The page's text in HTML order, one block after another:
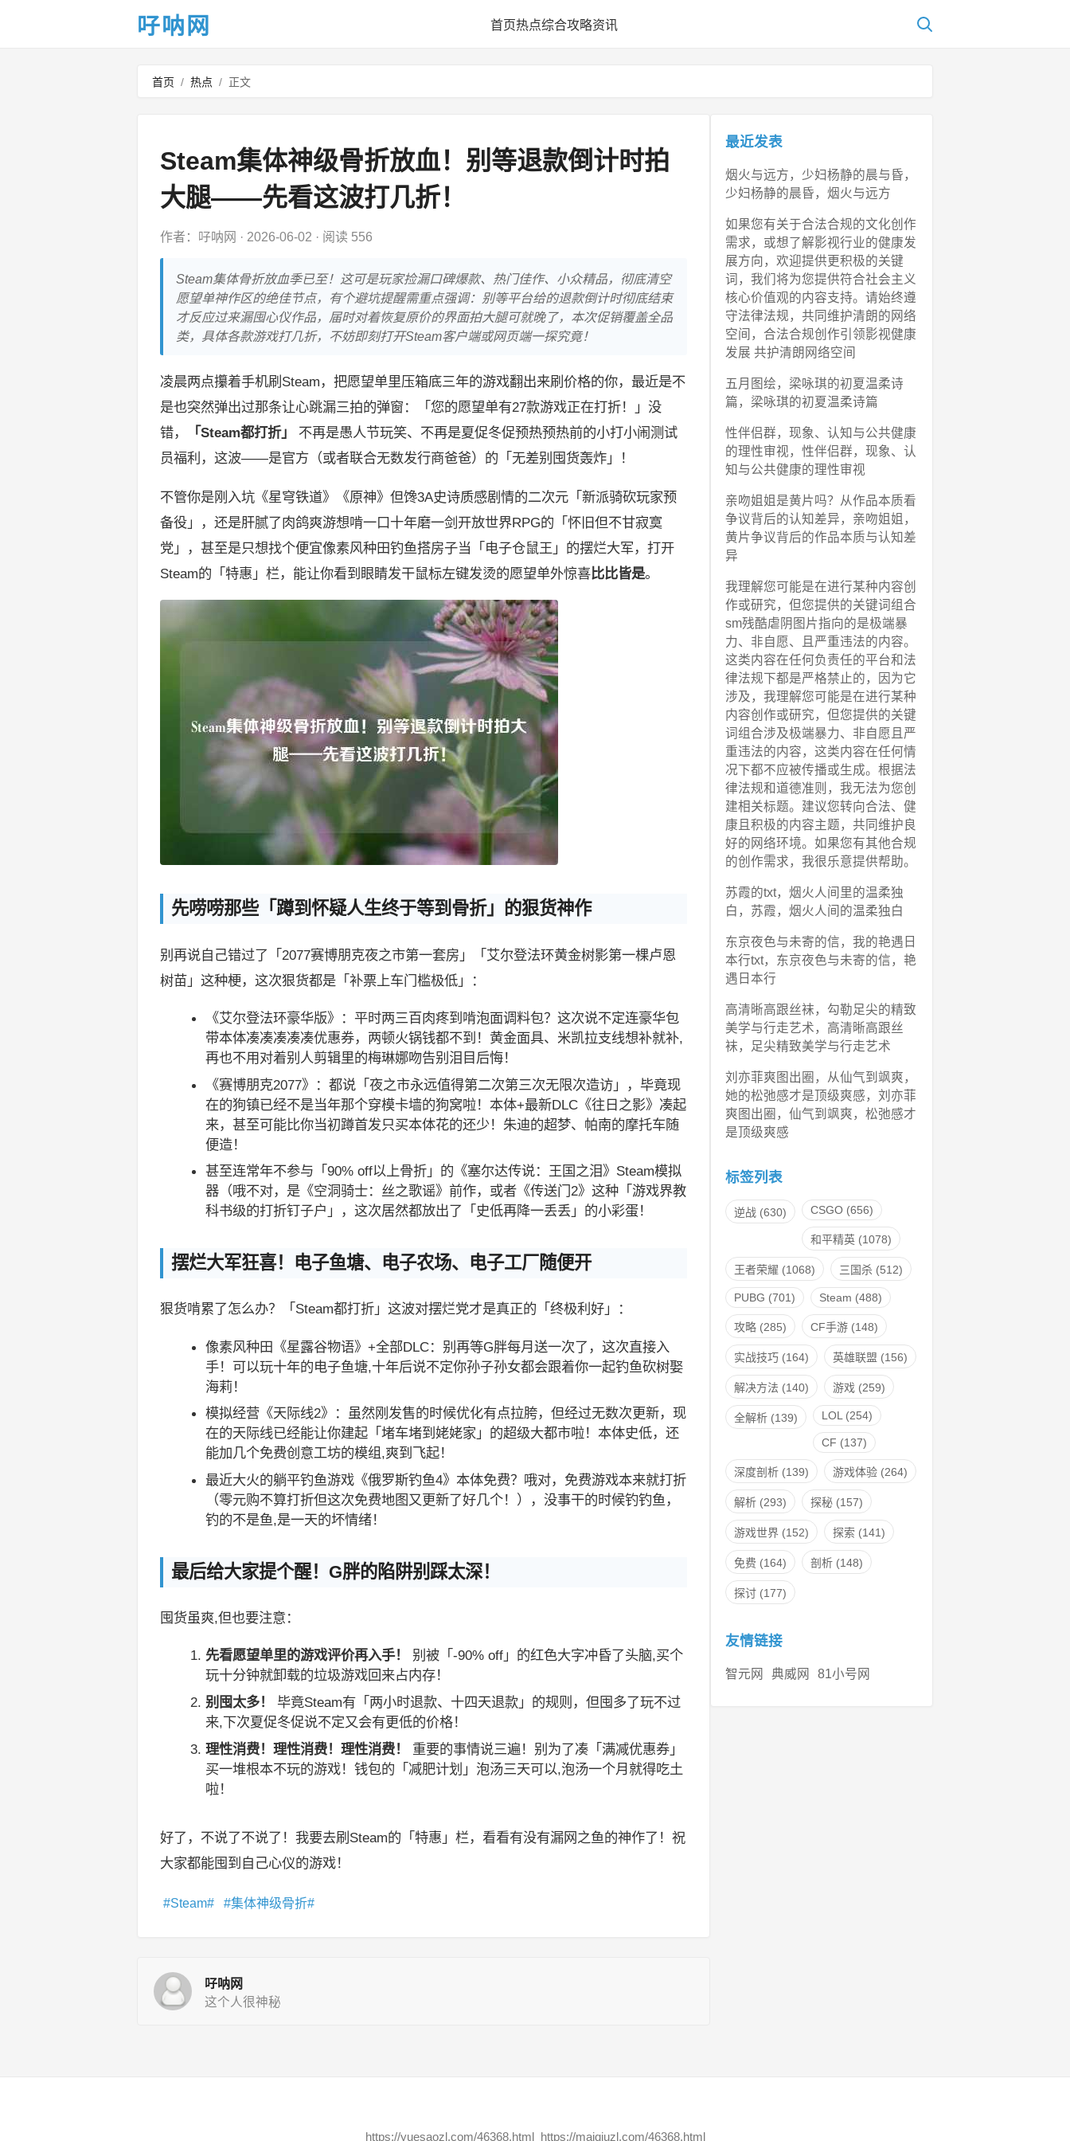
吇呐网 首页热点综合攻略资讯
首页 / 热点 / 正文
Steam集体神级骨折放血！别等退款倒计时拍
大腿——先看这波打几折！
作者：吇呐网 · 2026-06-02 · 阅读 556
Steam集体骨折放血季已至！这可是玩家捡漏口碑爆款、热门佳作、小众精品，彻底清空
愿望单神作区的绝佳节点，有个避坑提醒需重点强调：别等平台给的退款倒计时彻底结束
才反应过来漏囤心仪作品，届时对着恢复原价的界面拍大腿可就晚了，本次促销覆盖全品
类，具体各款游戏打几折，不妨即刻打开Steam客户端或网页端一探究竟！
凌晨两点攥着手机刷Steam，把愿望单里压箱底三年的游戏翻出来刷价格的你，最近是不
是也突然弹出过那条让心跳漏三拍的弹窗：「您的愿望单有27款游戏正在打折！」没
错，
「Steam都打折」
不再是愚人节玩笑、不再是夏促冬促预热预热前的小打小闹测试
员福利，这波——是官方（或者联合无数发行商爸爸）的「无差别囤货轰炸」！
不管你是刚入坑《星穹铁道》《原神》但馋3A史诗质感剧情的二次元「新派骑砍玩家预
备役」，还是肝腻了肉鸽爽游想啃一口十年磨一剑开放世界RPG的「怀旧但不甘寂寞
党」，甚至是只想找个便宜像素风种田钓鱼搭房子当「电子仓鼠王」的摆烂大军，打开
Steam的「特惠」栏，能让你看到眼睛发干鼠标左键发烫的愿望单外惊喜比比皆是。
先唠唠那些「蹲到怀疑人生终于等到骨折」的狠货神作
别再说自己错过了「2077赛博朋克夜之市第一套房」「艾尔登法环黄金树影第一棵卢恩
树苗」这种梗，这次狠货都是「补票上车门槛极低」：
《艾尔登法环豪华版》：平时两三百肉疼到啃泡面调料包？这次说不定连豪华包
带本体凑凑凑凑凑优惠券，两顿火锅钱都不到！黄金面具、米凯拉支线想补就补,
再也不用对着别人剪辑里的梅琳娜吻告别泪目后悔！
《赛博朋克2077》：都说「夜之市永远值得第二次第三次无限次造访」，毕竟现
在的狗镇已经不是当年那个穿模卡墙的狗窝啦！本体+最新DLC《往日之影》凑起
来，甚至可能比你当初蹲首发只买本体花的还少！朱迪的超梦、帕南的摩托车随
便造！
甚至连常年不参与「90% off以上骨折」的《塞尔达传说：王国之泪》Steam模拟
器（哦不对，是《空洞骑士：丝之歌谣》前作，或者《传送门2》这种「游戏界教
科书级的打折钉子户」，这次居然都放出了「史低再降一丢丢」的小彩蛋！
摆烂大军狂喜！电子鱼塘、电子农场、电子工厂随便开
狠货啃累了怎么办？「Steam都打折」这波对摆烂党才是真正的「终极利好」：
像素风种田《星露谷物语》+全部DLC：别再等G胖每月送一次了，这次直接入
手！可以玩十年的电子鱼塘,十年后说不定你孙子孙女都会跟着你一起钓鱼砍树娶
海莉！
模拟经营《天际线2》：虽然刚发售的时候优化有点拉胯，但经过无数次更新，现
在的天际线已经能让你建起「堵车堵到姥姥家」的超级大都市啦！本体史低，还
能加几个免费创意工坊的模组,爽到飞起！
最近大火的躺平钓鱼游戏《俄罗斯钓鱼4》本体免费？哦对，免费游戏本来就打折
（零元购不算打折但这次免费地图又更新了好几个！），没事干的时候钓钓鱼，
钓的不是鱼,是一天的坏情绪！
最后给大家提个醒！G胖的陷阱别踩太深！
囤货虽爽,但也要注意：
先看愿望单里的游戏评价再入手！
别被「-90% off」的红色大字冲昏了头脑,买个
玩十分钟就卸载的垃圾游戏回来占内存！
别囤太多！
毕竟Steam有「两小时退款、十四天退款」的规则，但囤多了玩不过
来,下次夏促冬促说不定又会有更低的价格！
理性消费！理性消费！理性消费！
重要的事情说三遍！别为了凑「满减优惠券」
买一堆根本不玩的游戏！钱包的「减肥计划」泡汤三天可以,泡汤一个月就得吃土
啦！
好了，不说了不说了！我要去刷Steam的「特惠」栏，看看有没有漏网之鱼的神作了！祝
大家都能囤到自己心仪的游戏！
Steam 集体神级骨折
吇呐网
这个人很神秘
最近发表
烟火与远方，少妇杨静的晨与昏，
少妇杨静的晨昏，烟火与远方
如果您有关于合法合规的文化创作
需求，或想了解影视行业的健康发
展方向，欢迎提供更积极的关键
词，我们将为您提供符合社会主义
核心价值观的内容支持。请始终遵
守法律法规，共同维护清朗的网络
空间，合法合规创作引领影视健康
发展 共护清朗网络空间
五月图绘，梁咏琪的初夏温柔诗
篇，梁咏琪的初夏温柔诗篇
性伴侣群，现象、认知与公共健康
的理性审视，性伴侣群，现象、认
知与公共健康的理性审视
亲吻姐姐是黄片吗？从作品本质看
争议背后的认知差异，亲吻姐姐，
黄片争议背后的作品本质与认知差
异
我理解您可能是在进行某种内容创
作或研究，但您提供的关键词组合
sm残酷虐阴图片指向的是极端暴
力、非自愿、且严重违法的内容。
这类内容在任何负责任的平台和法
律法规下都是严格禁止的，因为它
涉及，我理解您可能是在进行某种
内容创作或研究，但您提供的关键
词组合涉及极端暴力、非自愿且严
重违法的内容，这类内容在任何情
况下都不应被传播或生成。根据法
律法规和道德准则，我无法为您创
建相关标题。建议您转向合法、健
康且积极的内容主题，共同维护良
好的网络环境。如果您有其他合规
的创作需求，我很乐意提供帮助。
苏霞的txt，烟火人间里的温柔独
白，苏霞，烟火人间的温柔独白
东京夜色与未寄的信，我的艳遇日
本行txt，东京夜色与未寄的信，艳
遇日本行
高清晰高跟丝袜，勾勒足尖的精致
美学与行走艺术，高清晰高跟丝
袜，足尖精致美学与行走艺术
刘亦菲爽图出圈，从仙气到飒爽，
她的松弛感才是顶级爽感，刘亦菲
爽图出圈，仙气到飒爽，松弛感才
是顶级爽感
标签列表
逆战 (630) CSGO (656)
和平精英 (1078)
王者荣耀 (1068) 三国杀 (512)
PUBG (701) Steam (488)
攻略 (285) CF手游 (148)
实战技巧 (164) 英雄联盟 (156)
解决方法 (140) 游戏 (259)
全解析 (139) LOL (254)
CF (137)
深度剖析 (139) 游戏体验 (264)
解析 (293) 探秘 (157)
游戏世界 (152) 探索 (141)
免费 (164) 剖析 (148)
探讨 (177)
友情链接
智元网 典威网 81小号网
https://yuesaozl.com/46368.html https://maiqiuzl.com/46368.html